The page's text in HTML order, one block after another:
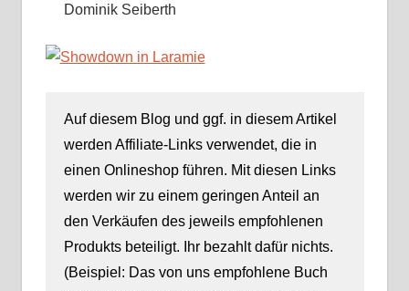
Dominik Seiberth
Auf diesem Blog und ggf. in diesem Artikel
werden Affiliate-Links verwendet, die in
einen Onlineshop führen. Mit diesen Links
werden wir zu einem geringen Anteil an
den Verkäufen des jeweils empfohlenen
Produkts beteiligt. Ihr bezahlt dafür nichts.
(Beispiel: Das von uns empfohlene Buch